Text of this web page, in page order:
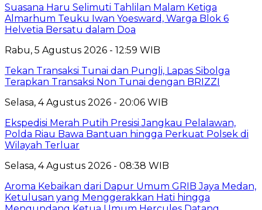
Suasana Haru Selimuti Tahlilan Malam Ketiga
Almarhum Teuku Iwan Yoesward, Warga Blok 6
Helvetia Bersatu dalam Doa
Rabu, 5 Agustus 2026 - 12:59 WIB
Tekan Transaksi Tunai dan Pungli, Lapas Sibolga
Terapkan Transaksi Non Tunai dengan BRIZZI
Selasa, 4 Agustus 2026 - 20:06 WIB
Ekspedisi Merah Putih Presisi Jangkau Pelalawan,
Polda Riau Bawa Bantuan hingga Perkuat Polsek di
Wilayah Terluar
Selasa, 4 Agustus 2026 - 08:38 WIB
Aroma Kebaikan dari Dapur Umum GRIB Jaya Medan,
Ketulusan yang Menggerakkan Hati hingga